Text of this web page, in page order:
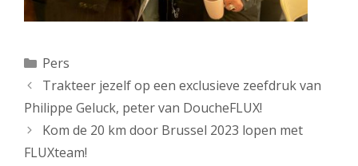
Categorieën
Pers
Trakteer jezelf op een exclusieve zeefdruk van
Philippe Geluck, peter van DoucheFLUX!
Kom de 20 km door Brussel 2023 lopen met
FLUXteam!